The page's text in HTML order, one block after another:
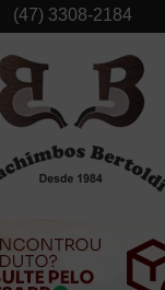
(47) 3308-2184